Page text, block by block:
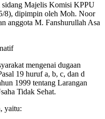
sidang Majelis Komisi KPPU
8), dipimpin oleh Moh. Noor
anggota M. Fanshurullah Asa
mengenai dugaan
19 huruf a, b, c, dan d
1999 tentang Larangan
Tidak Sehat.
yaitu: